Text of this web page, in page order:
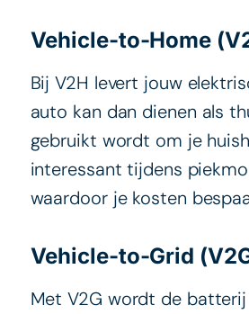
Vehicle-to-Home
Bij V2H levert jouw
auto kan dan dienen als
gebruikt wordt om je
interessant tijdens
waardoor je kosten
Vehicle-to-Grid
Met V2G wordt de